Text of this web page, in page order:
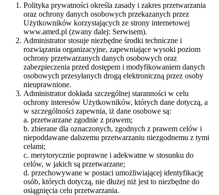
Polityka prywatności określa zasady i zakres przetwarzania
oraz ochrony danych osobowych przekazanych przez
Użytkowników korzystających ze strony internetowej
www.amed.pl (zwany dalej: Serwisem).
Administrator stosuje niezbędne środki techniczne i
rozwiązania organizacyjne, zapewniające wysoki poziom
ochrony przetwarzanych danych osobowych oraz
zabezpieczenia przed dostępem i modyfikowaniem danych
osobowych przesyłanych drogą elektroniczną przez osoby
nieuprawnione.
Administrator dokłada szczególnej staranności w celu
ochrony interesów Użytkowników, których dane dotyczą, a
w szczególności zapewnia, iż dane osobowe są:
a. przetwarzane zgodnie z prawem;
b. zbierane dla oznaczonych, zgodnych z prawem celów i
niepoddawane dalszemu przetwarzaniu niezgodnemu z tymi
celami;
c. merytorycznie poprawne i adekwatne w stosunku do
celów, w jakich są przetwarzane;
d. przechowywane w postaci umożliwiającej identyfikację
osób, których dotyczą, nie dłużej niż jest to niezbędne do
osiągnięcia celu przetwarzania.